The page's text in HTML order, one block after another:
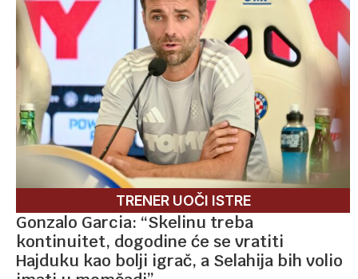
TRENER UOČI ISTRE
Gonzalo Garcia: “Skelinu treba
kontinuitet, dogodine će se vratiti
Hajduku kao bolji igrač, a Selahija bih volio